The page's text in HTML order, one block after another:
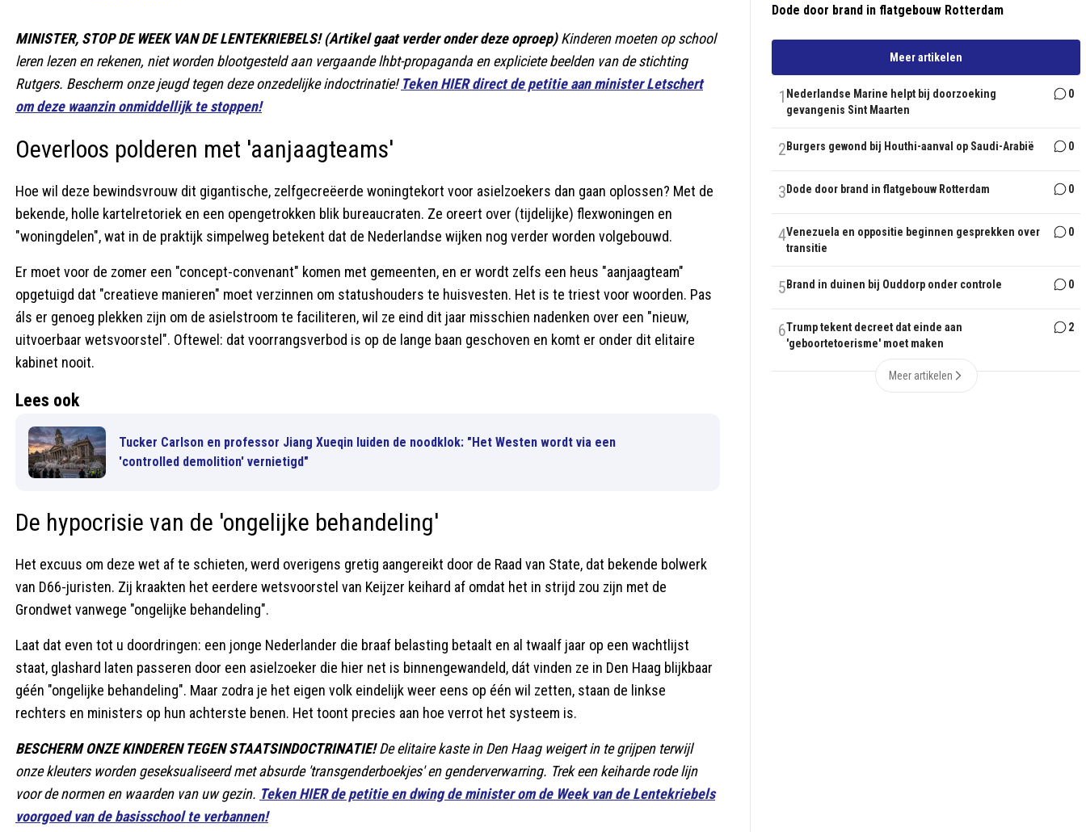
MINISTER, STOP DE WEEK VAN DE LENTEKRIEBELS! (Artikel gaat verder onder deze oproep) Kinderen moeten op school
leren lezen en rekenen, niet worden blootgesteld aan vergaande lhbt-propaganda en expliciete beelden van de stichting
Rutgers. Bescherm onze jeugd tegen deze onzedelijke indoctrinatie!Teken HIER direct de petitie aan minister Letschert
om deze waanzin onmiddellijk te stoppen!
Oeverloos polderen met 'aanjaagteams'
Hoe wil deze bewindsvrouw dit gigantische, zelfgecreëerde woningtekort voor asielzoekers dan gaan oplossen? Met de
bekende, holle kartelretoriek en een opengetrokken blik bureaucraten. Ze oreert over (tijdelijke) flexwoningen en
"woningdelen", wat in de praktijk simpelweg betekent dat de Nederlandse wijken nog verder worden volgebouwd.
Er moet voor de zomer een "concept-convenant" komen met gemeenten, en er wordt zelfs een heus "aanjaagteam"
opgetuigd dat "creatieve manieren" moet verzinnen om statushouders te huisvesten. Het is te triest voor woorden. Pas
áls er genoeg plekken zijn om de asielstroom te faciliteren, wil ze eind dit jaar misschien nadenken over een "nieuw,
uitvoerbaar wetsvoorstel". Oftewel: dat voorrangsverbod is op de lange baan geschoven en komt er onder dit elitaire
kabinet nooit.
Lees ook
Tucker Carlson en professor Jiang Xueqin luiden de noodklok: "Het Westen wordt via een
'controlled demolition' vernietigd"
De hypocrisie van de 'ongelijke behandeling'
Het excuus om deze wet af te schieten, werd overigens gretig aangereikt door de Raad van State, dat bekende bolwerk
van D66-juristen. Zij kraakten het eerdere wetsvoorstel van Keijzer keihard af omdat het in strijd zou zijn met de
Grondwet vanwege "ongelijke behandeling".
Laat dat even tot u doordringen: een jonge Nederlander die braaf belasting betaalt en al twaalf jaar op een wachtlijst
staat, glashard laten passeren door een asielzoeker die hier net is binnengewandeld, dát vinden ze in Den Haag blijkbaar
géén "ongelijke behandeling". Maar zodra je het eigen volk eindelijk weer eens op één wil zetten, staan de linkse
rechters en ministers op hun achterste benen. Het toont precies aan hoe verrot het systeem is.
BESCHERM ONZE KINDEREN TEGEN STAATSINDOCTRINATIE! De elitaire kaste in Den Haag weigert in te grijpen terwijl
onze kleuters worden geseksualiseerd met absurde 'transgenderboekjes' en genderverwarring. Trek een keiharde rode lijn
voor de normen en waarden van uw gezin. Teken HIER de petitie en dwing de minister om de Week van de Lentekriebels
voorgoed van de basisschool te verbannen!
Dode door brand in flatgebouw Rotterdam
Meer artikelen
1 Nederlandse Marine helpt bij doorzoeking
gevangenis Sint Maarten
0
2 Burgers gewond bij Houthi-aanval op Saudi-Arabië 0
3 Dode door brand in flatgebouw Rotterdam 0
4Venezuela en oppositie beginnen gesprekken over
transitie
0
5 Brand in duinen bij Ouddorp onder controle 0
6Trump tekent decreet dat einde aan
'geboortetoerisme' moet maken
2
Meer artikelen